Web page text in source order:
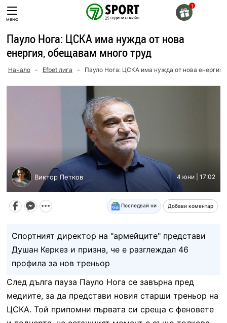
Skip
toменю
Пауло Нога: ЦСКА има нужда от нова
енергия, обещавам много труд
Начало - Efbet лига - Пауло Нога: ЦСКА има нужда от нова
Виктор Петков 4 юни | 17:02
Последвай ни Добави коментар
Спортният директор на "армейците" представи
Душан Керкез и призна, че е разглеждал 46
профила за нов треньор
След дълга пауза Пауло Нога се завърна пред
медиите, за да представи новия старши треньор на
ЦСКА. Той припомни първата си среща с феновете